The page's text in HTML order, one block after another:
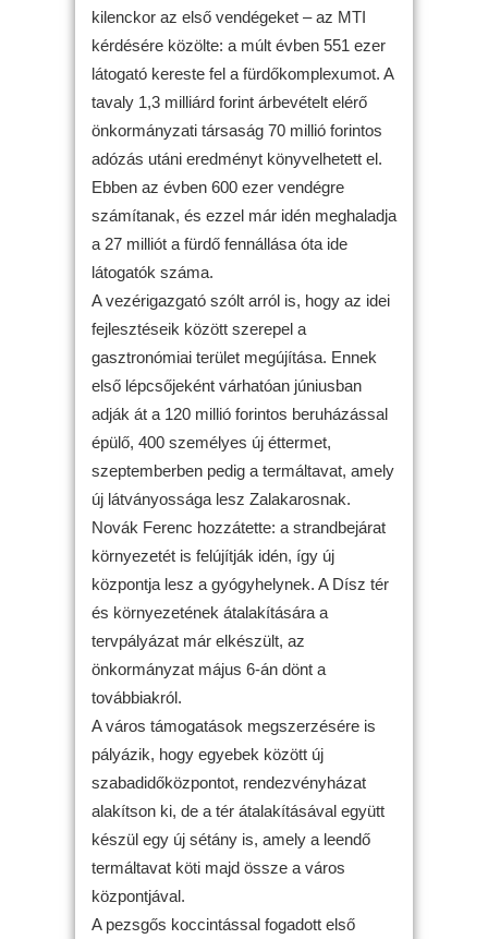
kilenckor az első vendégeket – az MTI
kérdésére közölte: a múlt évben 551 ezer
látogató kereste fel a fürdőkomplexumot. A
tavaly 1,3 milliárd forint árbevételt elérő
önkormányzati társaság 70 millió forintos
adózás utáni eredményt könyvelhetett el.
Ebben az évben 600 ezer vendégre
számítanak, és ezzel már idén meghaladja
a 27 milliót a fürdő fennállása óta ide
látogatók száma.
A vezérigazgató szólt arról is, hogy az idei
fejlesztéseik között szerepel a
gasztronómiai terület megújítása. Ennek
első lépcsőjeként várhatóan júniusban
adják át a 120 millió forintos beruházással
épülő, 400 személyes új éttermet,
szeptemberben pedig a termáltavat, amely
új látványossága lesz Zalakarosnak.
Novák Ferenc hozzátette: a strandbejárat
környezetét is felújítják idén, így új
központja lesz a gyógyhelynek. A Dísz tér
és környezetének átalakítására a
tervpályázat már elkészült, az
önkormányzat május 6-án dönt a
továbbiakról.
A város támogatások megszerzésére is
pályázik, hogy egyebek között új
szabadidőközpontot, rendezvényházat
alakítson ki, de a tér átalakításával együtt
készül egy új sétány is, amely a leendő
termáltavat köti majd össze a város
központjával.
A pezsgős koccintással fogadott első